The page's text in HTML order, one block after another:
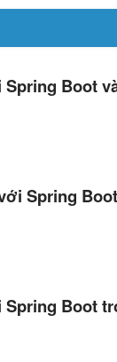
Boot
Spring
Boot